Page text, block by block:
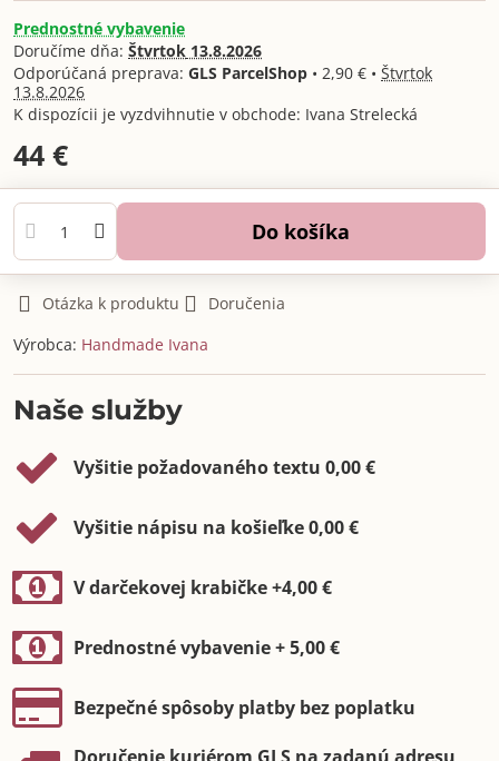
Prednostné vybavenie
Doručíme dňa: Štvrtok 13.8.2026
GLS ParcelShop • 2,90 € • Štvrtok
13.8.2026
Ivana Strelecká
44 €
Do košíka
Otázka k produktu
Doručenia
Výrobca: Handmade Ivana
Naše služby
Vyšitie požadovaného textu 0,00 €
Vyšitie nápisu na košieľke 0,00 €
V darčekovej krabičke +4,00 €
Prednostné vybavenie + 5,00 €
Bezpečné spôsoby platby bez poplatku